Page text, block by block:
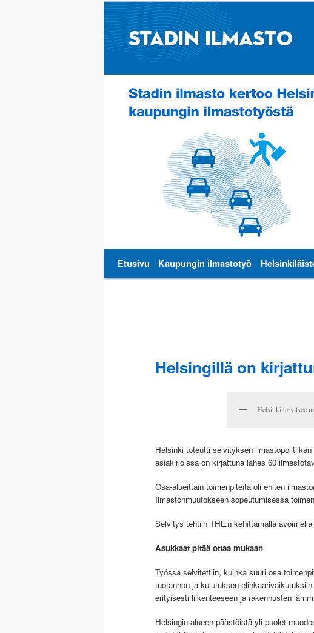
Päävalikko
Siirry
Siirry
Etusivu Kaupungin ilmastotyö
Helsingillä on
Helsinki tarvitsee
Helsinki toteutti selvityksen
asiakirjoissa on kirjattuna lähes 60
Osa-alueittain toimenpiteitä oli eniten
Ilmastonmuutokseen sopeutumisessa
Selvitys tehtiin THL:n kehittämällä
Asukkaat pitää ottaa mukaan
Työssä selvitettiin, kuinka suuri osa
tuotannon ja kulutuksen
erityisesti liikenteeseen ja rakennusten
Helsingin alueen päästöistä yli puolet